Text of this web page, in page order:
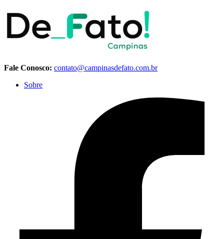
Fale Conosco: contato@campinasdefato.com.br
Sobre